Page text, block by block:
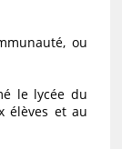
ou
le lycée du
élèves et au